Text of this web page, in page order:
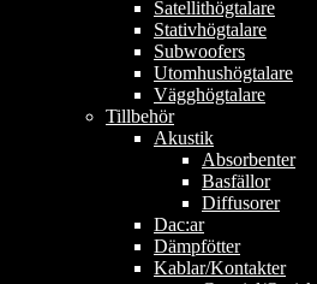
Satellithögtalare
Stativhögtalare
Subwoofers
Utomhushögtalare
Vägghögtalare
Tillbehör
Akustik
Absorbenter
Basfällor
Diffusorer
Dac:ar
Dämpfötter
Kablar/Kontakter